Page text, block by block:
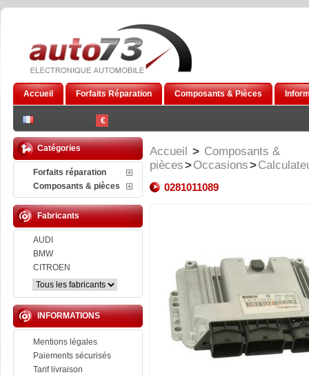
€
Accueil Forfaits Réparation Composants & Pièces
Catégories
Forfaits réparation
Composants & pièces
Fabricants
AUDI
BMW
CITROEN
INFORMATIONS
Mentions légales
Paiements sécurisés
Tarif livraison
Accueil > Composants &
pièces>Occasions>
0281011089